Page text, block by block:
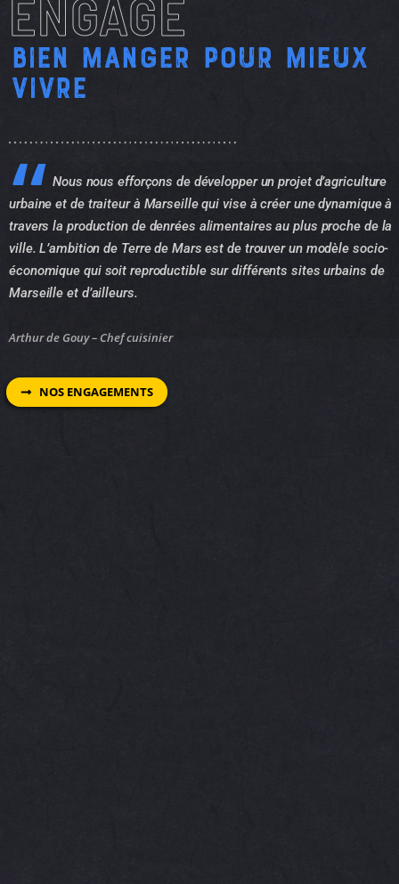
ENGAGÉ
Bien manger pour Mieux
vivre
Nous nous efforçons de développer un projet d’agriculture
urbaine et de traiteur à Marseille qui vise à créer une dynamique à
travers la production de denrées alimentaires au plus proche de la
ville. L’ambition de Terre de Mars est de trouver un modèle socio-
économique qui soit reproductible sur différents sites urbains de
Marseille et d’ailleurs.
Arthur de Gouy – Chef cuisinier
NOS ENGAGEMENTS